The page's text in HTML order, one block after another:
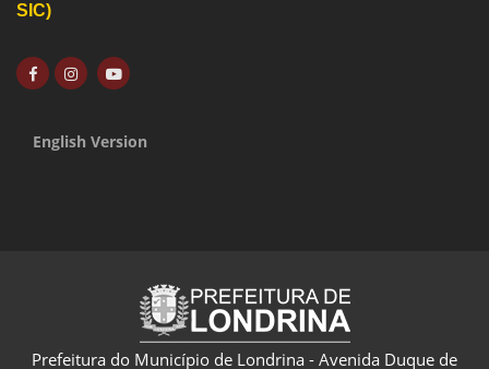
SIC)
English Version
Prefeitura do Município de Londrina - Avenida Duque de